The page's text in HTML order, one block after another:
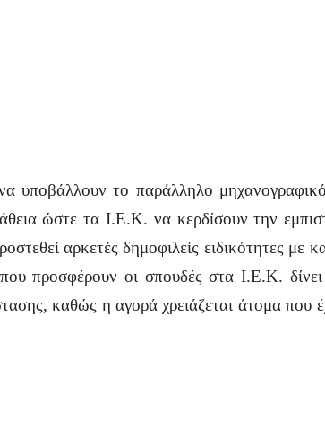
υποβάλλουν το παράλληλο
ώστε τα Ι.Ε.Κ. να κερδίσουν την
αρκετές δημοφιλείς ειδικότητες με
προσφέρουν οι σπουδές στα Ι.Ε.Κ.
καθώς η αγορά χρειάζεται άτομα που